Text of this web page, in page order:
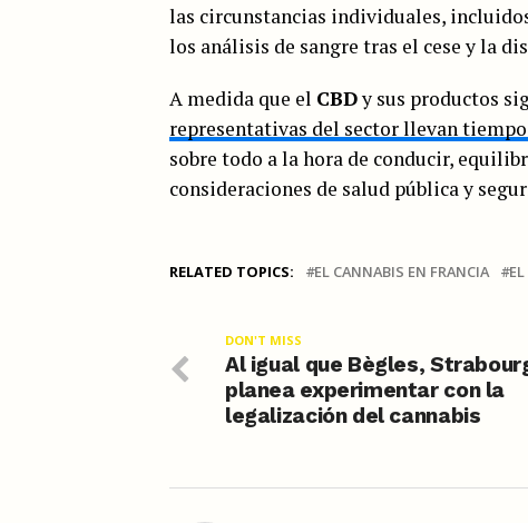
las circunstancias individuales,
los análisis de sangre tras el cese y la
A medida que el CBDy sus productos
representativas del sector llevan
sobre todo a la hora de conducir,
consideraciones de salud pública y
RELATED TOPICS: EL CANNABIS EN FRANCIA
DON'T MISS
Al igual que Bègles,
planea experimentar con la
legalización del cannabis